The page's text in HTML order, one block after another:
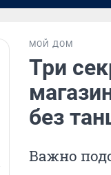
МОЙ ДОМ
Три
без
Важно